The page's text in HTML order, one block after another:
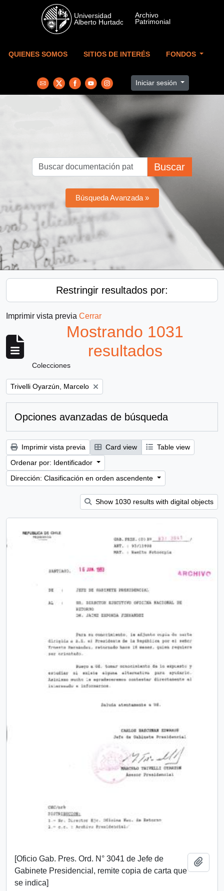
Skip to main content
QUIENES SOMOS SITIOS DE INTERÉS FONDOS
Iniciar sesión
Buscar
Búsqueda Avanzada »
Restringir resultados por:
Imprimir vista previa Cerrar
Mostrando 1031
resultados
Colecciones
Remove filter:
Trivelli Oyarzún, Marcelo
Opciones avanzadas de búsqueda
Imprimir vista previa Card view
Table view
Ordenar por: Identificador
Dirección: Clasificación en orden ascendente
Show 1030 results with digital objects
[Oficio Gab. Pres. Ord. N° 3041 de Jefe de
Gabinete Presidencial, remite copia de carta que
se indica]